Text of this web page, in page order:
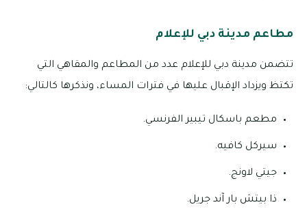
مطاعم مدينة دبي للإعلام
تتضمن مدينة دبي للإعلام عدد من المطاعم والمقاهي التي
تكتظ ويزداد الإقبال عليها في فترات المساء، ونذكرها كالتالي:
مطعم باسكال تيبير الفرنسي.
سيركل كافيه.
جيتي لاونج.
ذا بيتش بار آند جريل.